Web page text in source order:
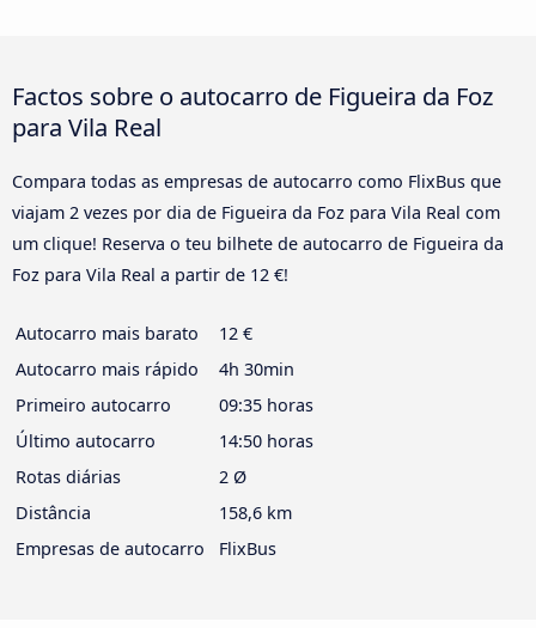
Factos sobre o autocarro de Figueira da Foz
para Vila Real
Compara todas as empresas de autocarro como FlixBus que
viajam 2 vezes por dia de Figueira da Foz para Vila Real com
um clique! Reserva o teu bilhete de autocarro de Figueira da
Foz para Vila Real a partir de 12 €!
Autocarro mais barato
12 €
Autocarro mais rápido
4h 30min
Primeiro autocarro
09:35 horas
Último autocarro
14:50 horas
Rotas diárias
2 Ø
Distância
158,6 km
Empresas de autocarro
FlixBus